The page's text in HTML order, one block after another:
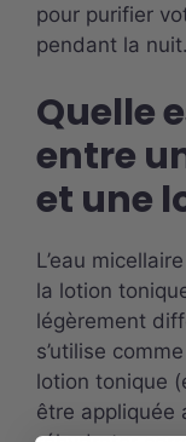
pour purifier
pendant la nuit.
Quelle
entre
et une
L’eau
la lotion
légèrement
s’utilise
lotion tonique
être appliquée